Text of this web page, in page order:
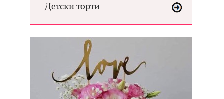
Детски торти